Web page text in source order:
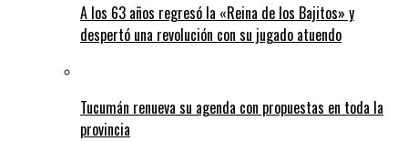
A los 63 años regresó la «Reina de los Bajitos» y
despertó una revolución con su jugado atuendo
Tucumán renueva su agenda con propuestas en toda la
provincia